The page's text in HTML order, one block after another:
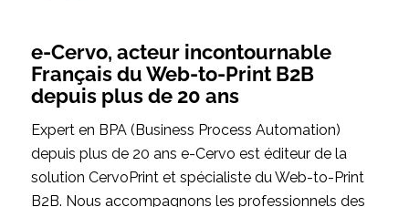
e-Cervo, acteur incontournable
Français du Web-to-Print B2B
depuis plus de 20 ans
Expert en BPA (Business Process Automation)
depuis plus de 20 ans e-Cervo est éditeur de la
solution CervoPrint et spécialiste du Web-to-Print
B2B. Nous accompagnons les professionnels des